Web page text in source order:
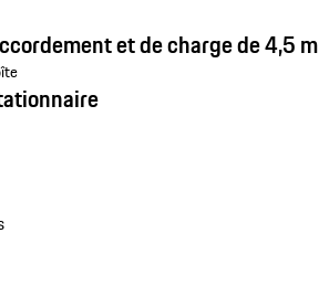
et de charge de 4,5 m